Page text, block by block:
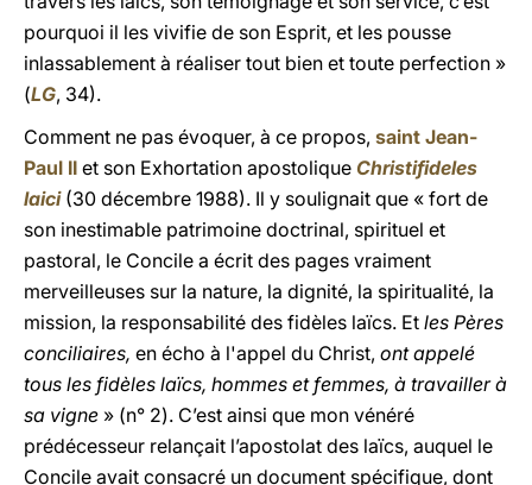
pourquoi il les vivifie de son Esprit, et les pousse
inlassablement à réaliser tout bien et toute perfection »
(LG, 34).
Comment ne pas évoquer, à ce propos, saint Jean-
Paul II et son Exhortation apostolique Christifideles
laici(30 décembre 1988). Il y soulignait que « fort de
son inestimable patrimoine doctrinal, spirituel et
pastoral, le Concile a écrit des pages vraiment
merveilleuses sur la nature, la dignité, la spiritualité, la
mission, la responsabilité des fidèles laïcs. Et les Pères
conciliaires, en écho à l'appel du Christ, ont appelé
tous les fidèles laïcs, hommes et femmes, à travailler à
sa vigne » (n° 2). C’est ainsi que mon vénéré
prédécesseur relançait l’apostolat des laïcs, auquel le
Concile avait consacré un document spécifique, dont